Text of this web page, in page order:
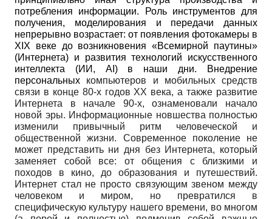
потребления информации. Роль инструментов для
получения, моделирования и передачи данных
непрерывно возрастает: от появления фотокамеры в
XIX веке до возникновения «Всемирной паутины»
(Интернета) и развития технологий искусственного
интеллекта (ИИ, AI) в наши дни. Внедрение
персональных компьютеров и мобильных средств
связи в конце 80-х годов XX века, а также развитие
Интернета в начале 90-х, ознаменовали начало
новой эры. Информационные новшества полностью
изменили привычный ритм человеческой и
общественной жизни. Современное поколение не
может представить ни дня без Интернета, который
заменяет собой все: от общения с близкими и
походов в кино, до образования и путешествий.
Интернет стал не просто связующим звеном между
человеком и миром, но превратился в
специфическую культуру нашего времени, во многом